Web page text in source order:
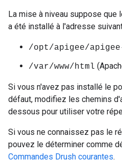
La mise à niveau suppose
a été installé à l'adresse
/opt/apigee/
/var/www/html
Si vous n'avez pas installé le
défaut, modifiez les chemins
dessous pour utiliser votre
Si vous ne connaissez pas le
pouvez le déterminer comme
Commandes Drush courantes.